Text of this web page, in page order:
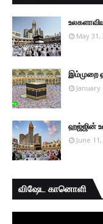
May 31,
இம்முறை
January
ஹஜ்ஜின்
June
விஷேட கானொளி